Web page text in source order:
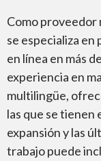
Como proveedor
se especializa
en línea en más
experiencia en
multilingüe,
las que se tienen
expansión y las
trabajo puede